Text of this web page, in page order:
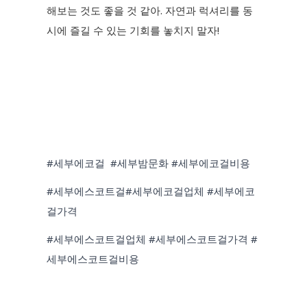
해보는 것도 좋을 것 같아. 자연과 럭셔리를 동
시에 즐길 수 있는 기회를 놓치지 말자!
#세부에코걸 #세부밤문화 #세부에코걸비용
#세부에스코트걸#세부에코걸업체 #세부에코
걸가격
#세부에스코트걸업체 #세부에스코트걸가격 #
세부에스코트걸비용